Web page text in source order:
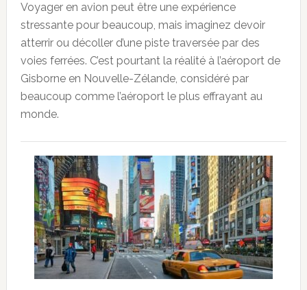
Voyager en avion peut être une expérience
stressante pour beaucoup, mais imaginez devoir
atterrir ou décoller d’une piste traversée par des
voies ferrées. C’est pourtant la réalité à l’aéroport de
Gisborne en Nouvelle-Zélande, considéré par
beaucoup comme l’aéroport le plus effrayant au
monde.